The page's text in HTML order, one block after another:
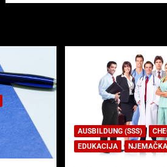
AUSBILDUNG (SSS)
EDUKACIJA
NJEMAČKA